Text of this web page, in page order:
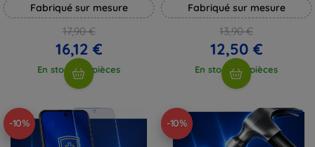
Fabriqué sur mesure
17,90 €
16,12 €
En stock > 5 pièces
Fabriqué sur mesure
13,90 €
12,50 €
En stock > 5 pièces
-10% -10%